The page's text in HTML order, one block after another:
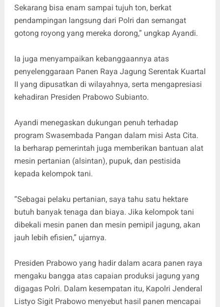
Sekarang bisa enam sampai tujuh ton, berkat
pendampingan langsung dari Polri dan semangat
gotong royong yang mereka dorong,” ungkap Ayandi.
Ia juga menyampaikan kebanggaannya atas
penyelenggaraan Panen Raya Jagung Serentak Kuartal
II yang dipusatkan di wilayahnya, serta mengapresiasi
kehadiran Presiden Prabowo Subianto.
Ayandi menegaskan dukungan penuh terhadap
program Swasembada Pangan dalam misi Asta Cita.
Ia berharap pemerintah juga memberikan bantuan alat
mesin pertanian (alsintan), pupuk, dan pestisida
kepada kelompok tani.
“Sebagai pelaku pertanian, saya tahu satu hektare
butuh banyak tenaga dan biaya. Jika kelompok tani
dibekali mesin panen dan mesin pemipil jagung, akan
jauh lebih efisien,” ujarnya.
Presiden Prabowo yang hadir dalam acara panen raya
mengaku bangga atas capaian produksi jagung yang
digagas Polri. Dalam kesempatan itu, Kapolri Jenderal
Listyo Sigit Prabowo menyebut hasil panen mencapai